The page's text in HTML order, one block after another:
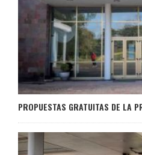
PROPUESTAS GRATUITAS DE LA